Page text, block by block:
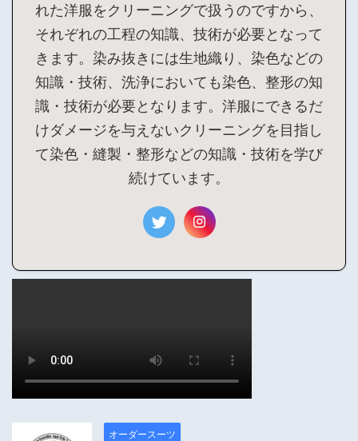
れた洋服をクリーニングで扱うのですから、
それぞれの工程の知識、技術が必要となって
きます。染み抜きには生地織り、染色などの
知識・技術、洗浄においても染色、整形の知
識・技術が必要となります。洋服にできるだ
けダメージを与えないクリーニングを目指し
て染色・縫製・整形などの知識・技術を学び
続けています。
オーダースーツ